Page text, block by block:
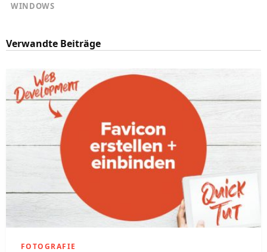
WINDOWS
Verwandte Beiträge
FOTOGRAFIE